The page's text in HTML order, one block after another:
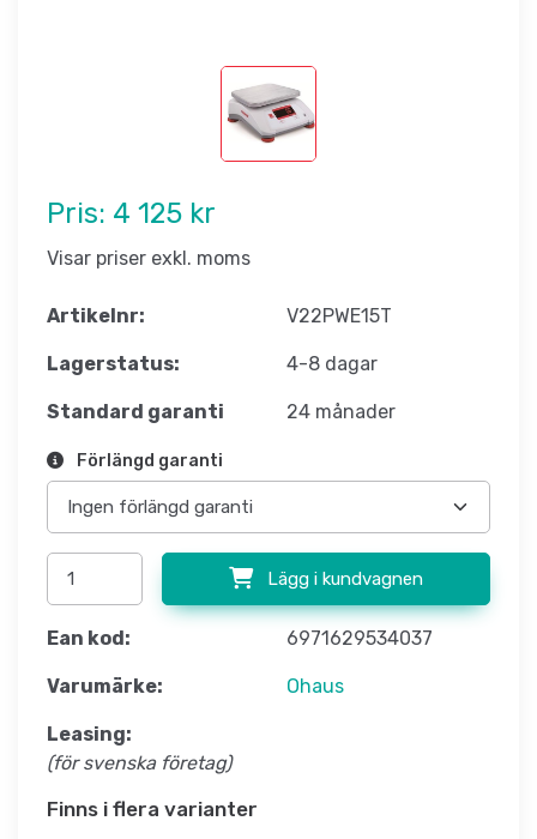
Pris: 4 125 kr
Visar priser exkl. moms
Artikelnr: V22PWE15T
Lagerstatus: 4-8 dagar
Standard garanti 24 månader
Förlängd garanti
Lägg i kundvagnen
Ean kod: 6971629534037
Varumärke: Ohaus
Leasing:
(för svenska företag)
Finns i flera varianter